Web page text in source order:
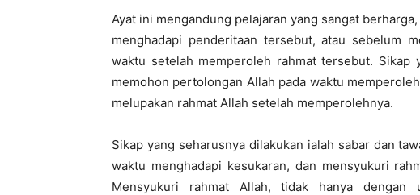
Ayat ini mengandung pelajaran yang sangat
menghadapi penderitaan tersebut, atau sebelum
waktu setelah memperoleh rahmat tersebut. Sikap
memohon pertolongan Allah pada waktu
melupakan rahmat Allah setelah memperolehnya.
Sikap yang seharusnya dilakukan ialah sabar dan
waktu menghadapi kesukaran, dan mensyukuri
Mensyukuri rahmat Allah, tidak hanya dengan